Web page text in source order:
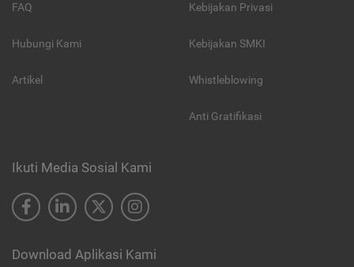
FAQ
Hubungi Kami
Artikel
Kebijakan Privasi
Kebijakan SMKI
Whistleblowing
Anti Gratifikasi
Ikuti Media Sosial Kami
Download Aplikasi Kami